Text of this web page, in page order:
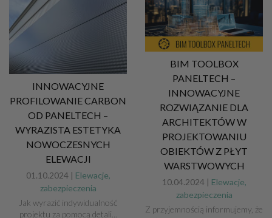
INNOWACYJNE
PROFILOWANIE CARBON
OD PANELTECH –
WYRAZISTA ESTETYKA
NOWOCZESNYCH
ELEWACJI
01.10.2024 | Elewacje,
zabezpieczenia
Jak wyrazić indywidualność
projektu za pomocą detali...
BIM TOOLBOX
PANELTECH –
INNOWACYJNE
ROZWIĄZANIE DLA
ARCHITEKTÓW W
PROJEKTOWANIU
OBIEKTÓW Z PŁYT
WARSTWOWYCH
10.04.2024 | Elewacje,
zabezpieczenia
Z przyjemnością informujemy, że